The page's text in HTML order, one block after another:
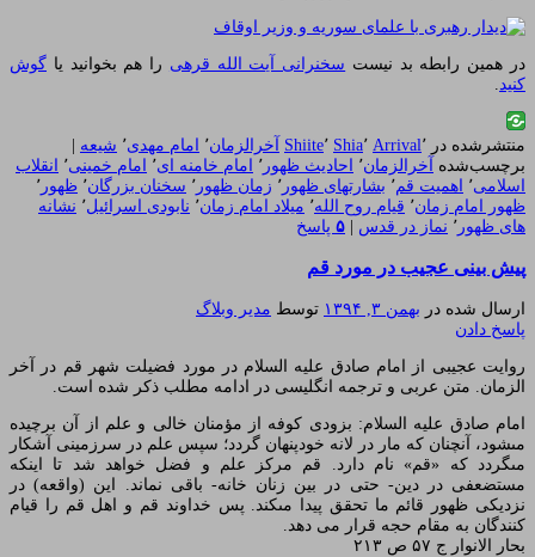
در همین رابطه بد نیست سخنرانی آیت الله قرهی را هم بخوانید یا گوش
کنید
منتشرشده در Arrival٬ Shia٬ Shiite٬ آخرالزمان٬ امام مهدی٬ شیعه |
برچسب‌شده آخرالزمان٬ احادیث ظهور ٬ امام خامنه ای٬ امام خمینی٬ انقلاب
اسلامی٬ اهمیت قم٬ بشارتهای ظهور ٬ زمان ظهور ٬ سخنان بزرگان٬ ظهور ٬
ظهور امام زمان٬ قیام روح الله٬ میلاد امام زمان٬ نابودی اسرائیل٬ نشانه
های ظهور ٬ نماز در قدس | ۵ پاسخ
پیش بینی عجیب در مورد قم
ارسال شده در بهمن ۳, ۱۳۹۴ توسط مدیر وبلاگ
پاسخ دادن
روایت عجیبی از امام صادق علیه السلام در مورد فضیلت شهر قم در آخر
الزمان. متن عربی و ترجمه انگلیسی در ادامه مطلب ذکر شده است.
امام صادق علیه السلام: بزودى کوفه از مؤمنان خالى و علم از آن برچیده
مى‏شود، آنچنان که مار در لانه خودپنهان گردد؛ سپس علم در سرزمینى آشکار
مى‏گردد که «قم» نام دارد. قم مرکز علم و فضل خواهد شد تا اینکه
مستضعفى در دین- حتى در بین زنان خانه- باقى نماند. این (واقعه) در
نزدیکى ظهور قائم ما تحقق پیدا مى‏کند. پس خداوند قم و اهل قم را قیام
کنندگان به مقام حجه قرار می دهد.
بحار الانوار ج ۵۷ ص ۲۱۳